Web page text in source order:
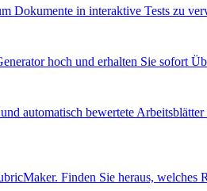
Dokumente in interaktive Tests zu
hoch und erhalten Sie sofort
automatisch bewertete
Finden Sie heraus, welches